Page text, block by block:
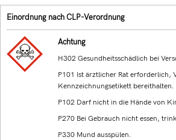
Einordnung nach CLP-Verordnung
Achtung
H302 Gesundheitsschädlich bei
P101 Ist ärztlicher Rat erforderlich,
Kennzeichnungsetikett bereithalten.
P102 Darf nicht in die Hände von
P270 Bei Gebrauch nicht essen,
P330 Mund ausspülen.